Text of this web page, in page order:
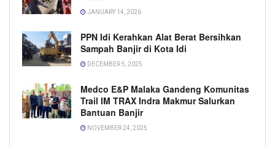
JANUARY 14, 2026
PPN Idi Kerahkan Alat Berat Bersihkan
Sampah Banjir di Kota Idi
DECEMBER 5, 2025
Medco E&P Malaka Gandeng Komunitas
Trail IM TRAX Indra Makmur Salurkan
Bantuan Banjir
NOVEMBER 24, 2025